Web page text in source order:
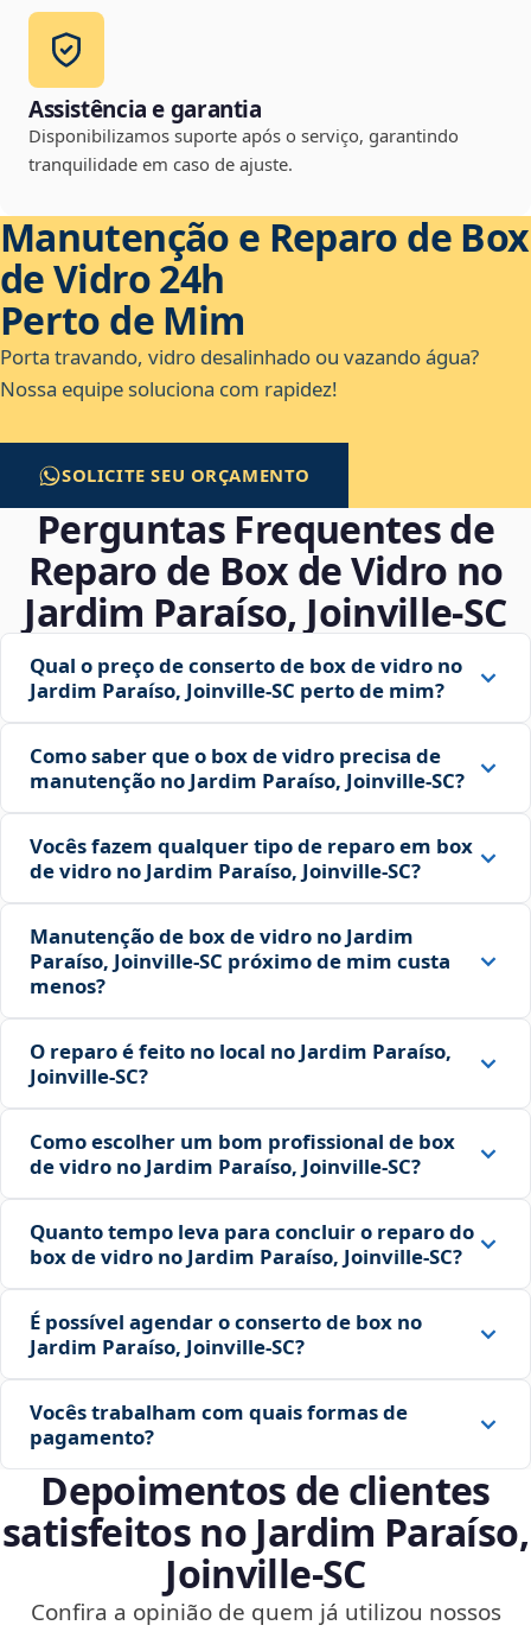
Assistência e garantia
Disponibilizamos suporte após o serviço, garantindo
tranquilidade em caso de ajuste.
Manutenção e Reparo de Box
de Vidro 24h
Perto de Mim
Porta travando, vidro desalinhado ou vazando água?
Nossa equipe soluciona com rapidez!
SOLICITE SEU ORÇAMENTO
Perguntas Frequentes de
Reparo de Box de Vidro no
Jardim Paraíso, Joinville‑SC
Qual o preço de conserto de box de vidro no
Jardim Paraíso, Joinville‑SC perto de mim?
Como saber que o box de vidro precisa de
manutenção no Jardim Paraíso, Joinville‑SC?
Vocês fazem qualquer tipo de reparo em box
de vidro no Jardim Paraíso, Joinville‑SC?
Manutenção de box de vidro no Jardim
Paraíso, Joinville‑SC próximo de mim custa
menos?
O reparo é feito no local no Jardim Paraíso,
Joinville‑SC?
Como escolher um bom profissional de box
de vidro no Jardim Paraíso, Joinville‑SC?
Quanto tempo leva para concluir o reparo do
box de vidro no Jardim Paraíso, Joinville‑SC?
É possível agendar o conserto de box no
Jardim Paraíso, Joinville‑SC?
Vocês trabalham com quais formas de
pagamento?
Depoimentos de clientes
satisfeitos no Jardim Paraíso,
Joinville‑SC
Confira a opinião de quem já utilizou nossos